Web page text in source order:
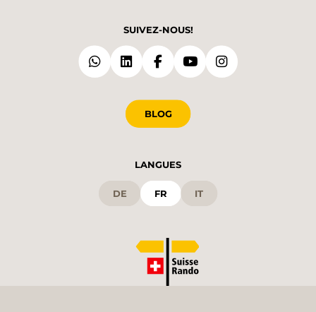
SUIVEZ-NOUS!
BLOG
LANGUES
DE FR IT